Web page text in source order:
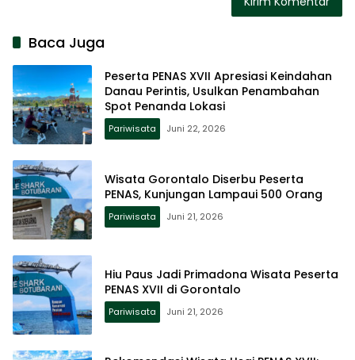
Baca Juga
Peserta PENAS XVII Apresiasi Keindahan
Danau Perintis, Usulkan Penambahan
Spot Penanda Lokasi
Pariwisata Juni 22, 2026
Wisata Gorontalo Diserbu Peserta
PENAS, Kunjungan Lampaui 500 Orang
Pariwisata Juni 21, 2026
Hiu Paus Jadi Primadona Wisata Peserta
PENAS XVII di Gorontalo
Pariwisata Juni 21, 2026